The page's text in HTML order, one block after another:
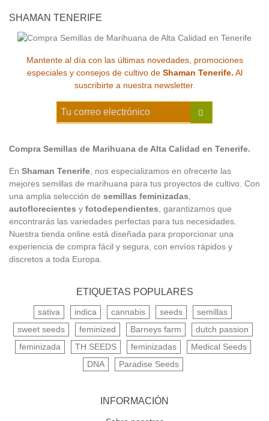
SHAMAN TENERIFE
Mantente al día con las últimas novedades, promociones
especiales y consejos de cultivo de Shaman Tenerife. Al
suscribirte a nuestra newsletter.
Compra Semillas de Marihuana de Alta Calidad en Tenerife.
En Shaman Tenerife , nos especializamos en ofrecerte las
mejores semillas de marihuana para tus proyectos de cultivo. Con
una amplia selección de semillas feminizadas
autoflorecientes y fotodependientes , garantizamos que
encontrarás las variedades perfectas para tus necesidades.
Nuestra tienda online está diseñada para proporcionar una
experiencia de compra fácil y segura, con envíos rápidos y
discretos a toda Europa.
ETIQUETAS POPULARES
sativa indica cannabis seeds
semillas
sweet seeds
feminized Barneys farm
dutch passion
feminizada
TH SEEDS feminizadas
Medical Seeds
DNA
Paradise Seeds
INFORMACIÓN